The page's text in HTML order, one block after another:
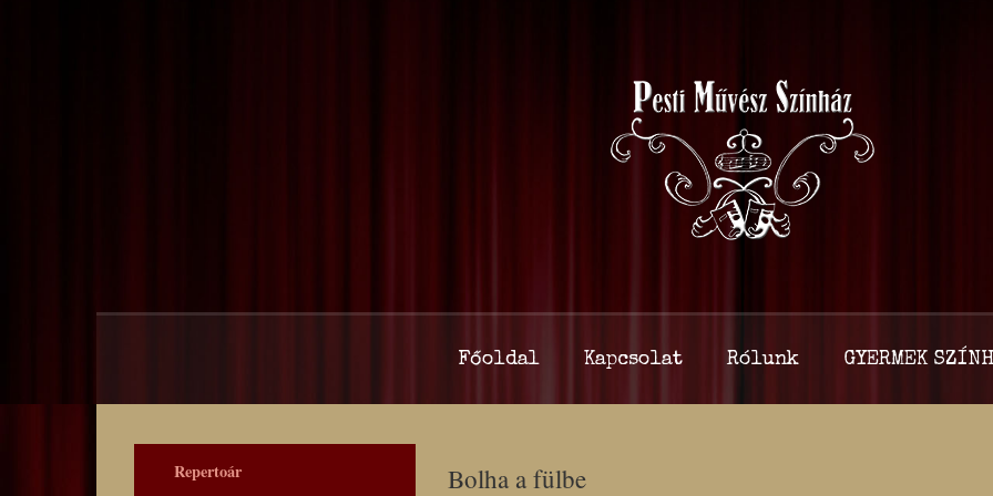
Főoldal Kapcsolat Rólunk GYERMEK
Bolha a fülbe
Repertoár